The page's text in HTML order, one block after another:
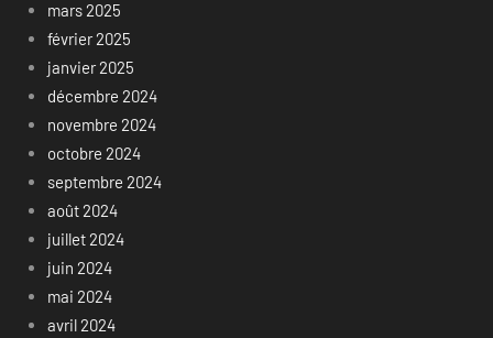
mars 2025
février 2025
janvier 2025
décembre 2024
novembre 2024
octobre 2024
septembre 2024
août 2024
juillet 2024
juin 2024
mai 2024
avril 2024